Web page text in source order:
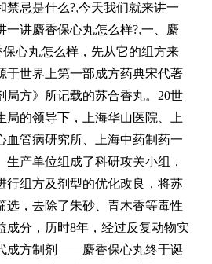
禁忌是什么?,今天我们就来讲一
一讲麝香保心丸怎么样?,一、麝
保心丸怎么样，先从它的组方来
于世界上第一部成方药典宋代著
局方》所记载的苏合香丸。20世
局的领导下，上海华山医院、上
血管病研究所、上海中药制药一
生产单位组成了科研攻关小组，
行组方及剂型的优化改良，将苏
选，去除了朱砂、青木香等毒性
成分，历时8年，经过反复动物实
成方制剂——麝香保心丸终于诞